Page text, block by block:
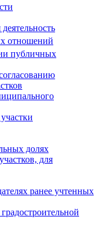
отношений
публичных
долях
для
ранее учтенных